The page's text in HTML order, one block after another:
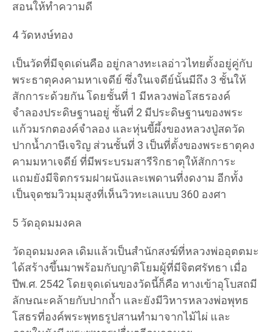
สอนให้ทำความดี
4 วัดหงษ์ทอง
เป็นวัดที่มีจุดเด่นคือ อยู่กลางทะเลอ่าวไทยตั้งอยู่คู่กับ
พระธาตุคงคามหาเจดีย์ ซึ่งในเจดีย์นั้นมีถึง 3 ชั้นให้
สักการะด้วยกัน โดยชั้นที่ 1 มีหลวงพ่อโสธรองค์
จำลองประดิษฐานอยู่ ชั้นที่ 2 มีประดิษฐานของพระ
แก้วมรกตองค์จำลอง และหุ่นขี้ผึ้งของหลวงปู่สดวัด
ปากน้ำภาษีเจริญ ส่วนชั้นที่ 3 เป็นที่ตั้งของพระธาตุคง
คามมหาเจดีย์ ที่มีพระบรมสารีริกธาตุให้สักการะ
แถมยังมีจิตกรรมฝาผนังและเพดานที่งดงาม อีกทั้ง
เป็นจุดชมวิวมุมสูงที่เห็นวิวทะเลแบบ 360 องศา
5 วัดอุดมมงคล
วัดอุดมมงคล เดิมแล้วเป็นสำนักสงฆ์ที่หลวงพ่ออุตตมะ
ได้สร้างขึ้นมาพร้อมกับญาติโยมผู้ที่มีจิตศรัทธา เมื่อ
ปีพ.ศ. 2542 โดยจุดเด่นของวัดนี้ก็คือ ทางเข้าอุโบสถมี
ลักษณะคล้ายกับปากถ้ำ และยังมีวิหารหลวงพ่อพุทธ
โสธรที่องค์พระพุทธรูปสานทำมาจากไม้ไผ่ และ